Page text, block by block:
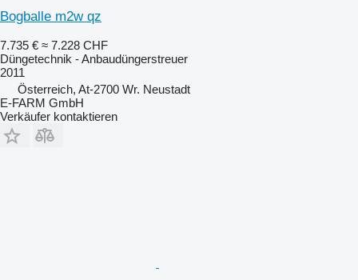
Bogballe m2w qz
7.735 € ≈ 7.228 CHF
Düngetechnik - Anbaudüngerstreuer
2011
Österreich, At-2700 Wr. Neustadt
E-FARM GmbH
Verkäufer kontaktieren